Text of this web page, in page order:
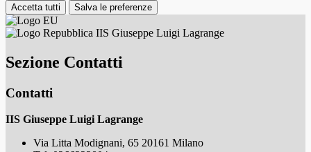
Accetta tutti Salva le preferenze
IIS Giuseppe Luigi Lagrange
Sezione Contatti
Contatti
IIS Giuseppe Luigi Lagrange
Via Litta Modignani, 65 20161 Milano